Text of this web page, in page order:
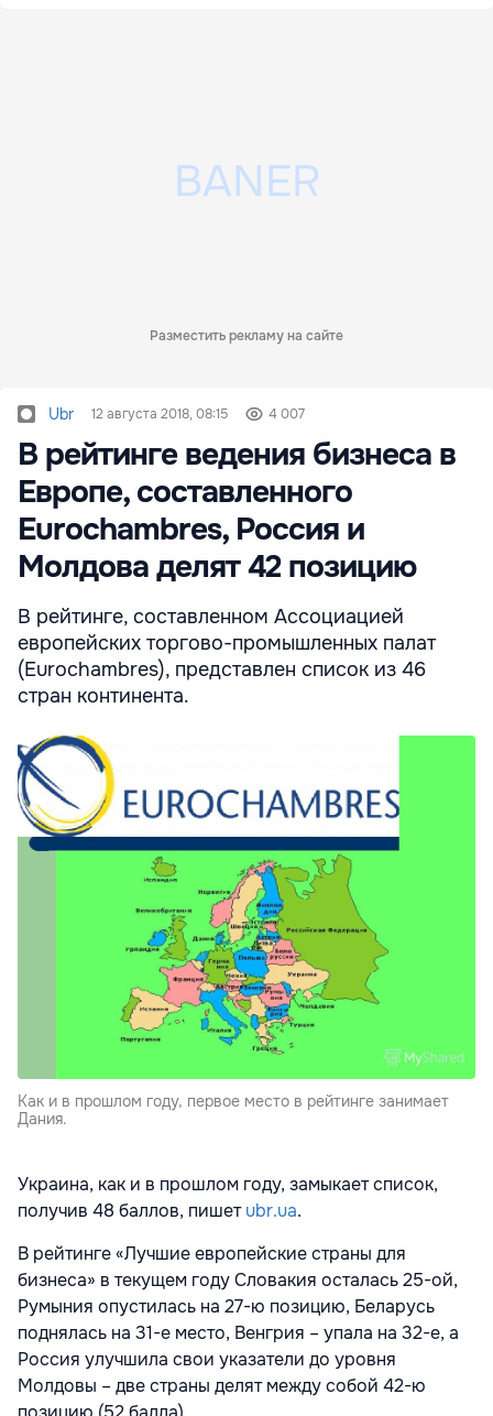
Разместить рекламу на сайте
Ubr 12 августа 2018, 08:15 4 007
В рейтинге ведения бизнеса в
Европе, составленного
Eurochambres, Россия и
Молдова делят 42 позицию
В рейтинге, составленном Ассоциацией
европейских торгово-промышленных палат
(Eurochambres), представлен список из 46
стран континента.
Как и в прошлом году, первое место в рейтинге занимает
Дания.
Украина, как и в прошлом году, замыкает список,
получив 48 баллов, пишетubr.ua.
В рейтинге «Лучшие европейские страны для
бизнеса» в текущем году Словакия осталась 25-ой,
Румыния опустилась на 27-ю позицию, Беларусь
поднялась на 31-е место, Венгрия – упала на 32-е, а
Россия улучшила свои указатели до уровня
Молдовы – две страны делят между собой 42-ю